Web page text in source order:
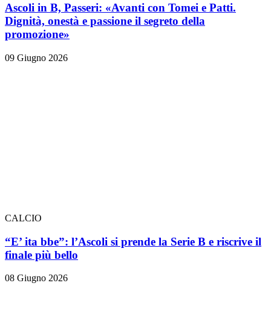
Ascoli in B, Passeri: «Avanti con Tomei e Patti.
Dignità, onestà e passione il segreto della
promozione»
09 Giugno 2026
CALCIO
“E’ ita bbe”: l’Ascoli si prende la Serie B e riscrive il
finale più bello
08 Giugno 2026